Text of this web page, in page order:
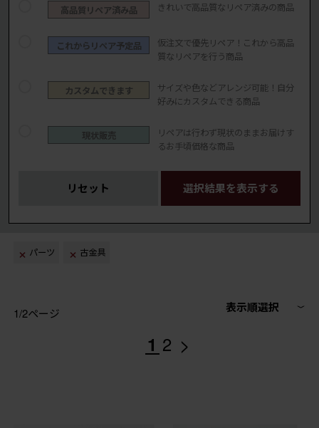
高品質リペア済み品 きれいで高品質なリペア済みの商品
これからリペア予定品
仮注文で優先リペア！これから高品
質なリペアを行う商品
カスタムできます
サイズや色などアレンジ可能！自分
好みにカスタムできる商品
現状販売
リペアは行わず現状のままお届けす
るお手頃価格な商品
リセット 選択結果を表示する
パーツ 古金具
1/2ページ 表示順選択
1 2 >